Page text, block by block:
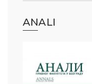
ANALI